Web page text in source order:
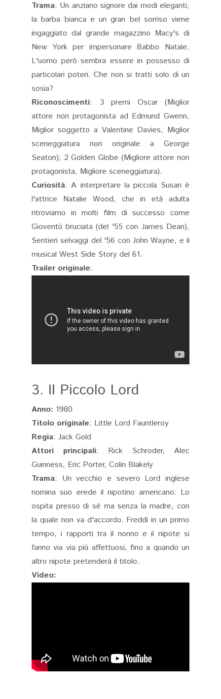
Trama: Un anziano signore dai modi eleganti,
la barba bianca e un gran bel sorriso viene
ingaggiato dal grande magazzino Macy's di
New York per impersonare Babbo Natale.
L'uomo però sembra essere in possesso di
particolari poteri. Che non si tratti solo di un
sosia?
Riconoscimenti: 3 premi Oscar (Miglior
attore non protagonista ad Edmund Gwenn,
Miglior soggetto a Valentine Davies, Miglior
sceneggiatura non originale a George
Seaton); 2 Golden Globe (Migliore attore non
protagonista, Migliore sceneggiatura).
Curiosità: A interpretare la piccola Susan è
l'attrice Natalie Wood, che in età adulta
ritroviamo in molti film di successo come
Gioventù bruciata (del '55 con James Dean),
Sentieri selvaggi del '56 con John Wayne, e il
musical West Side Story del 61.
Trailer originale:
3. Il Piccolo Lord
Anno: 1980
Titolo originale: Little Lord Fauntleroy
Regia: Jack Gold
Attori principali: Rick Schroder, Alec
Guinness, Eric Porter, Colin Blakely
Trama: Un vecchio e severo Lord inglese
nomina suo erede il nipotino americano. Lo
ospita presso di sé ma senza la madre, con
la quale non va d'accordo. Freddi in un primo
tempo, i rapporti tra il nonno e il nipote si
fanno via via più affettuosi, fino a quando un
altro nipote pretenderà il titolo.
Video: